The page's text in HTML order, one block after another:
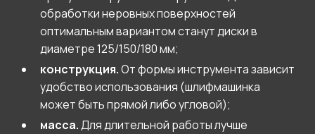
обработки неровных поверхностей
оптимальным вариантом станут диски в
диаметре 125/150/180 мм;
конструкция.От формы инструмента зависит
удобство использования (шлифмашинка
может быть прямой либо угловой);
масса.Для длительной работы лучше